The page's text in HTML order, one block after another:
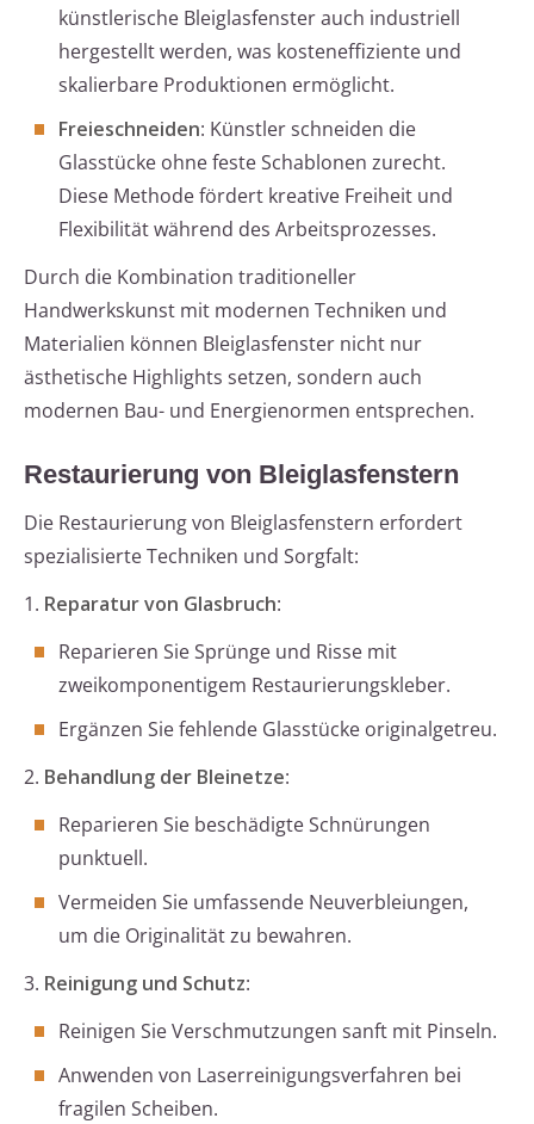
künstlerische Bleiglasfenster auch industriell
hergestellt werden, was kosteneffiziente und
skalierbare Produktionen ermöglicht.
Freieschneiden: Künstler schneiden die
Glasstücke ohne feste Schablonen zurecht.
Diese Methode fördert kreative Freiheit und
Flexibilität während des Arbeitsprozesses.
Durch die Kombination traditioneller
Handwerkskunst mit modernen Techniken und
Materialien können Bleiglasfenster nicht nur
ästhetische Highlights setzen, sondern auch
modernen Bau- und Energienormen entsprechen.
Restaurierung von Bleiglasfenstern
Die Restaurierung von Bleiglasfenstern erfordert
spezialisierte Techniken und Sorgfalt:
1. Reparatur von Glasbruch:
Reparieren Sie Sprünge und Risse mit
zweikomponentigem Restaurierungskleber.
Ergänzen Sie fehlende Glasstücke originalgetreu.
2. Behandlung der Bleinetze:
Reparieren Sie beschädigte Schnürungen
punktuell.
Vermeiden Sie umfassende Neuverbleiungen,
um die Originalität zu bewahren.
3. Reinigung und Schutz:
Reinigen Sie Verschmutzungen sanft mit Pinseln.
Anwenden von Laserreinigungsverfahren bei
fragilen Scheiben.